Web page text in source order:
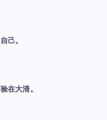
己。
在大清。